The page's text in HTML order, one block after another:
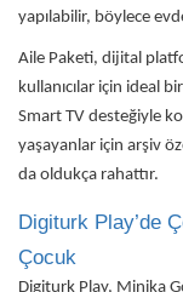
yapılabilir, böylece
Aile Paketi, dijital
kullanıcılar için ideal
Smart TV desteğiyle
yaşayanlar için arşiv
da oldukça rahattır.
Digiturk Play’de
Çocuk
Digiturk Play, Minika